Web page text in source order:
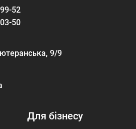
52
50
9/9
Для бізнесу